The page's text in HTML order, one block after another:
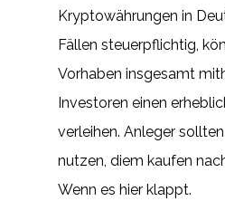
Kryptowährungen in
Fällen steuerpflichtig,
Vorhaben insgesamt
Investoren einen
verleihen. Anleger
nutzen, diem kaufen
Wenn es hier klappt.